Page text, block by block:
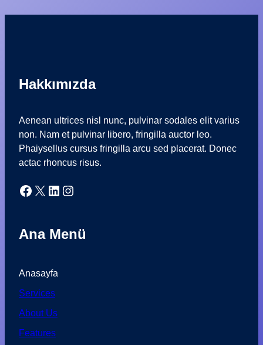
Hakkımızda
Aenean ultrices nisl nunc, pulvinar sodales elit varius
non. Nam et pulvinar libero, fringilla auctor leo.
Phaiysellus cursus fringilla arcu sed placerat. Donec
actac rhoncus risus.
Facebook X LinkedIn Instagram
Ana Menü
Anasayfa
Services
About Us
Features